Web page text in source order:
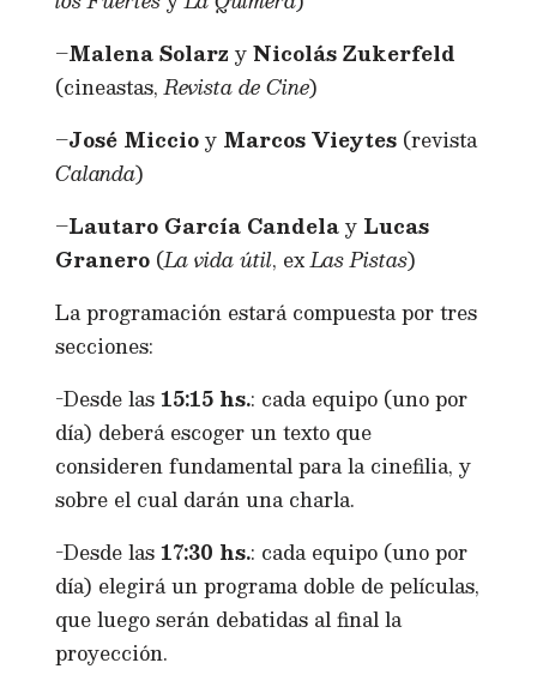
–Malena Solarz yNicolás Zukerfeld
(cineastas,Revista de Cine)
–José Miccioy Marcos Vieytes (revista
Calanda)
–Lautaro García Candelay Lucas
Granero (La vida útil, exLas Pistas)
La programación estará compuesta por tres
secciones:
-Desde las15:15 hs.: cada equipo (uno por
día) deberá escoger un texto que
consideren fundamental para la cinefilia, y
sobre el cual darán una charla.
-Desde las17:30 hs.: cada equipo (uno por
día) elegirá un programa doble de películas,
que luego serán debatidas al final la
proyección.